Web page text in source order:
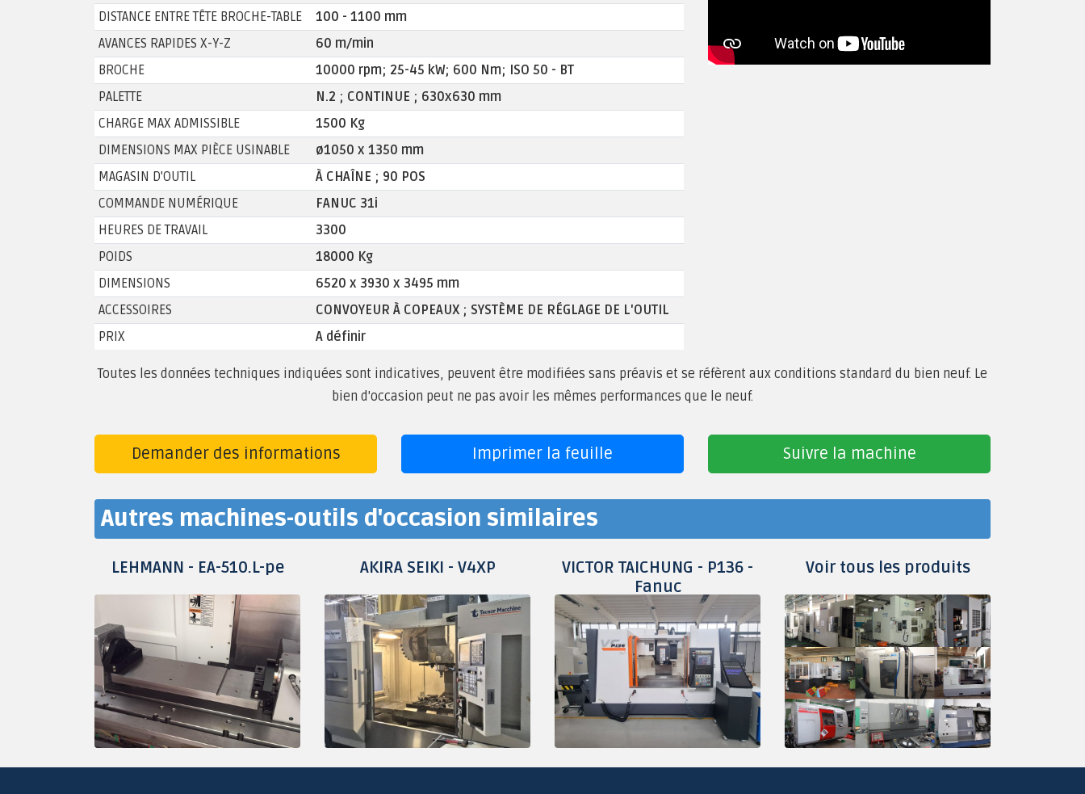
DISTANCE ENTRE TÊTE BROCHE-TABLE
100 - 1100 mm
AVANCES RAPIDES X-Y-Z
60 m/min
BROCHE
10000 rpm; 25-45 kW; 600 Nm; ISO 50 - BT
PALETTE
N.2 ; CONTINUE ; 630x630 mm
CHARGE MAX ADMISSIBLE
1500 Kg
DIMENSIONS MAX PIÈCE USINABLE
ø1050 x 1350 mm
MAGASIN D'OUTIL
À CHAÎNE ; 90 POS
COMMANDE NUMÉRIQUE
FANUC 31i
HEURES DE TRAVAIL
3300
POIDS
18000 Kg
DIMENSIONS
6520 x 3930 x 3495 mm
ACCESSOIRES
CONVOYEUR À COPEAUX ; SYSTÈME DE RÉGLAGE DE L'OUTIL
PRIX
A définir
Toutes les données techniques indiquées sont indicatives, peuvent être modifiées sans préavis et se réfèrent aux conditions standard du bien neuf. Le
bien d'occasion peut ne pas avoir les mêmes performances que le neuf.
Demander des informations Imprimer la feuille Suivre la machine
Autres machines-outils d'occasion similaires
LEHMANN - EA-510.L-pe AKIRA SEIKI - V4XP
VICTOR TAICHUNG - P136 -
Fanuc
Voir tous les produits